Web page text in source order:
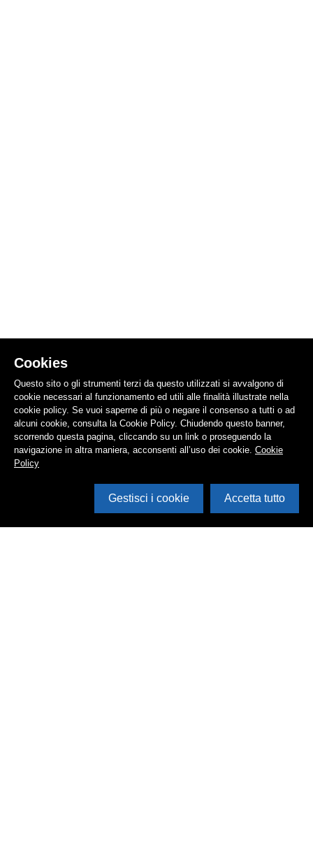
Cookies
Questo sito o gli strumenti terzi da questo utilizzati si avvalgono di
cookie necessari al funzionamento ed utili alle finalità illustrate nella
cookie policy. Se vuoi saperne di più o negare il consenso a tutti o ad
alcuni cookie, consulta la Cookie Policy. Chiudendo questo banner,
scorrendo questa pagina, cliccando su un link o proseguendo la
navigazione in altra maniera, acconsenti all’uso dei cookie. Cookie
Policy
Gestisci i cookie Accetta tutto